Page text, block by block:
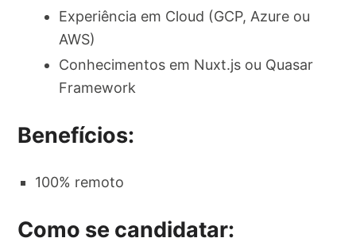
Experiência em Cloud (GCP, Azure ou
AWS)
Conhecimentos em Nuxt.js ou Quasar
Framework
Benefícios:
100% remoto
Como se candidatar: